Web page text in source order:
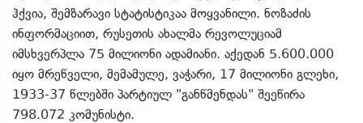
ჰქვია, შემზარავი სტატისტიკაა მოყვანილი. ნოზაძის
ინფორმაციით, რუსეთის ახალმა რევოლუციამ
იმსხვერპლა 75 მილიონი ადამიანი. აქედან 5.600.000
იყო მრეწველი, მემამულე, ვაჭარი, 17 მილიონი გლეხი,
1933-37 წლებში პარტიულ "განწმენდას" შეეწირა
798.072 კომუნისტი.